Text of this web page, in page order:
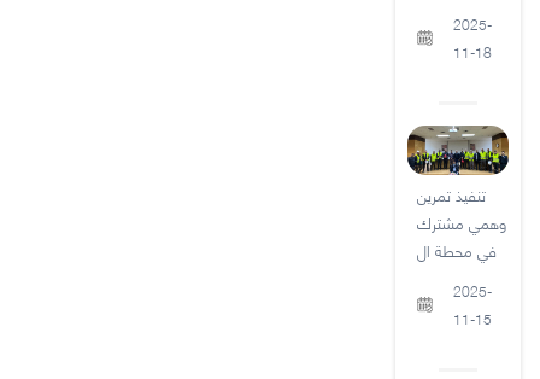
2025-
11-18
تنفيذ تمرين
وهمي مشترك
في محطة ال
2025-
11-15